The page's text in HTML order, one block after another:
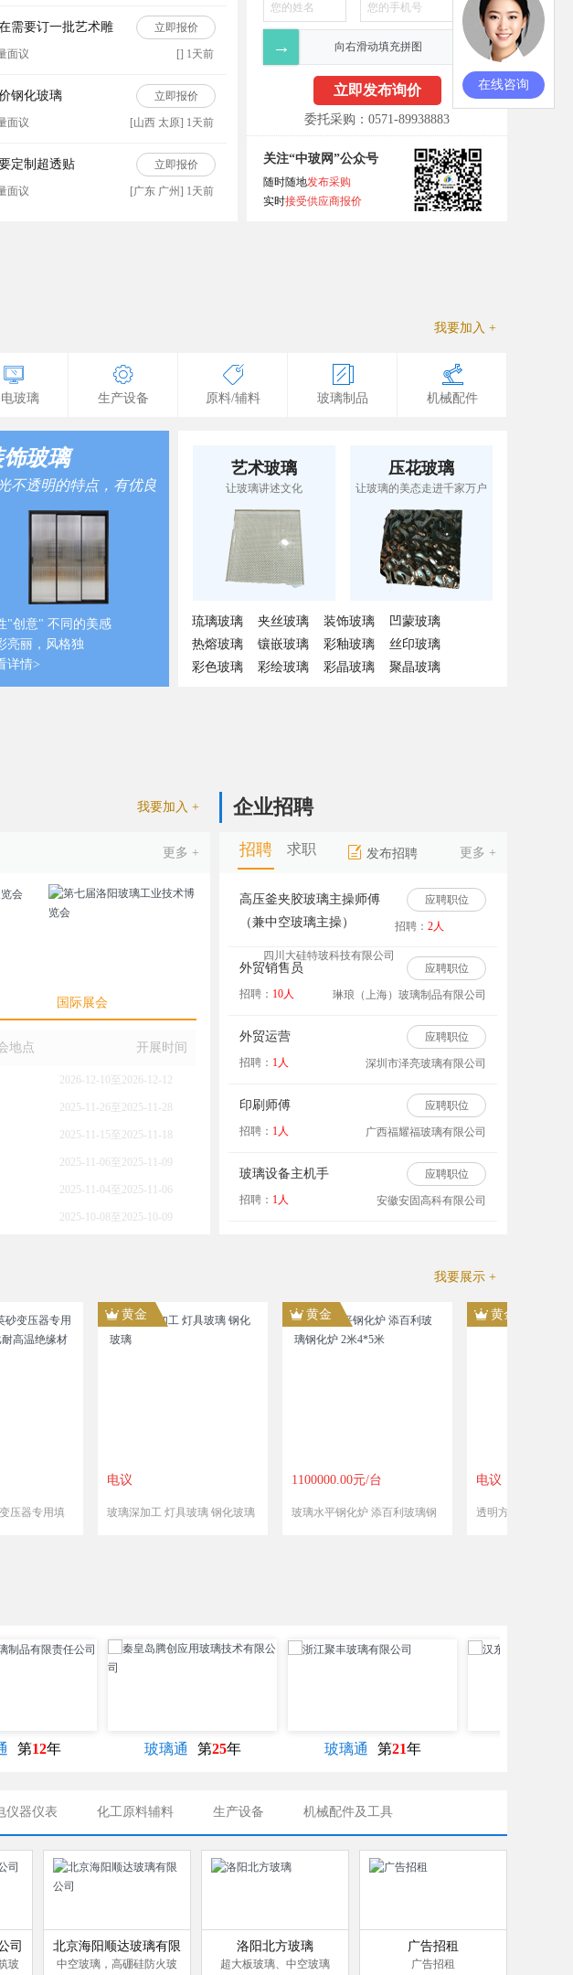
需要订一批艺术雕
璃
立即报价
面议 [] 1天前
钢化玻璃 立即报价
面议 [山西 太原] 1天前
定制超透贴 立即报价
面议 [广东 广州] 1天前
向右滑动填充拼图
→
委托采购：0571-89938883
关注“中玻网”公众号
随时随地发布采购
实时接受供应商报价
我要加入 +
玻璃 生产设备 原料/辅料 玻璃制品 机械配件
玻璃
不透明的特点，有优良
装饰效果
"创意" 不同的美感
亮丽，风格独
详情>
艺术玻璃
让玻璃讲述文化
压花玻璃
让玻璃的美态走进千家万户
琉璃玻璃 夹丝玻璃 装饰玻璃
凹蒙玻璃
热熔玻璃
镶嵌玻璃 彩釉玻璃
丝印玻璃
彩色玻璃
彩绘玻璃 彩晶玻璃 聚晶玻璃
我要加入 +
更多 +
国际展会
地点 开展时间
2026-12-10至2026-12-12
2025-11-26至2025-11-28
2025-11-15至2025-11-18
2025-11-06至2025-11-09
2025-11-04至2025-11-06
2025-10-08至2025-10-09
企业招聘
发布招聘 更多 +
招聘 求职
高压釜夹胶玻璃主操师傅
（兼中空玻璃主操）
应聘职位
招聘： 2人
四川大硅特玻科技有限公司
外贸销售员
应聘职位
招聘： 10人 琳琅（上海）玻璃制品有限公司
外贸运营
应聘职位
招聘： 1人 深圳市泽亮玻璃有限公司
印刷师傅
应聘职位
招聘： 1人 广西福耀福玻璃有限公司
玻璃设备主机手
应聘职位
招聘： 1人 安徽安固高科有限公司
我要展示 +
加工 灯具玻璃 钢化玻璃
黄金
玻璃水平钢化炉 添百利玻璃钢
黄金
电议
透明方格夹丝玻璃
玻璃通 第 玻璃通 第 玻璃通 第
仪器仪表 化工原料辅料 生产设备 机械配件及工具
司
玻
北京海阳顺达玻璃有限
公司
中空玻璃，高硼硅防火玻
洛阳北方玻璃
超大板玻璃、中空玻璃
广告招租
广告招租
在线咨询